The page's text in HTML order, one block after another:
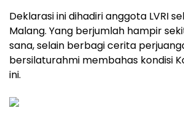
Deklarasi ini dihadiri anggota LVRI
Malang. Yang berjumlah hampir
sana, selain berbagi cerita
bersilaturahmi membahas kondisi
ini.